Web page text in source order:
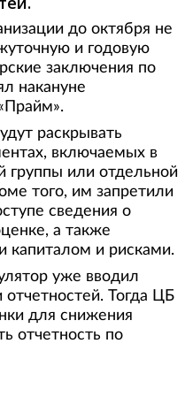
до октября не
и годовую
заключения по
накануне
раскрывать
включаемых в
группы или отдельной
того, им запретили
сведения о
а также
капиталом и рисками.
уже вводил
Тогда ЦБ
для снижения
отчетность по